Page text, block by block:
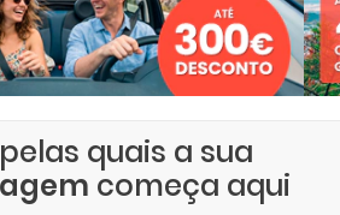
quais a sua
começa aqui